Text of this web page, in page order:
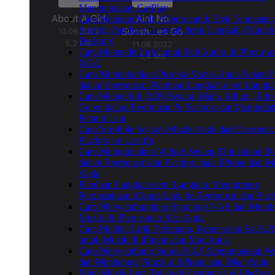
Menggunakan CarPlay
Cara Menukar Kulit Album untuk Trek Tempatan
Spotify: Panduan Langkah demi Langkah
Desktop)
Cara Mengedit Lirik untuk Fail Audio di iPhone
MAC
Cara Memindahkan Pustaka Muzik Anda Antara
dalam Evermusic: Panduan Langkah demi
Cara Mengarkib (ZIP) Senarai Main, Album, Artis
Genre dalam Evermusic & Flacbox dan
Peranti Lain
Cara Scrobble Sejarah Muzik Anda dari
Flacbox ke Last.fm
Cara Menggunakan Widget Sedang Dimainkan
dalam Evermusic dan Flacbox pada iPhone dan
Anda
Panduan Langkah demi Langkah: Mengimport
Perpustakaan iCloud Anda ke Evermusic dan
Cara Menyambungkan Synology NAS dan
Muzik di iPhone atau Mac Anda
Cara Melihat Lirik Terbenam, Komen dan Fail
untuk Muzik di iPhone atau Mac Anda
Cara Menyambung Storan NAS Menggunakan
dan Mendengar Muzik di iPhone atau Mac Anda
Main Muzik Luar Talian di Evermusic &